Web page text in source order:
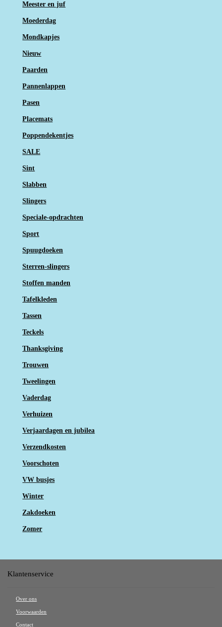
Meester en juf
Moederdag
Mondkapjes
Nieuw
Paarden
Pannenlappen
Pasen
Placemats
Poppendekentjes
SALE
Sint
Slabben
Slingers
Speciale-opdrachten
Sport
Spuugdoeken
Sterren-slingers
Stoffen manden
Tafelkleden
Tassen
Teckels
Thanksgiving
Trouwen
Tweelingen
Vaderdag
Verhuizen
Verjaardagen en jubilea
Verzendkosten
Voorschoten
VW busjes
Winter
Zakdoeken
Zomer
Klantenservice
Over ons
Voorwaarden
Contact